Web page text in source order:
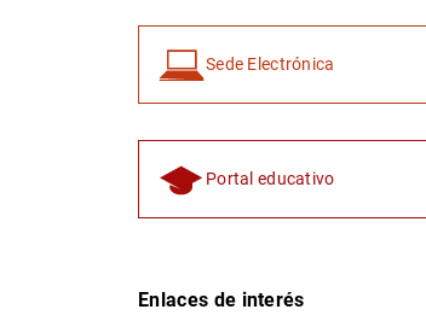
Sede Electrónica
Portal educativo
Enlaces de interés